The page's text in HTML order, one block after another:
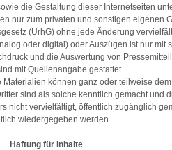
die Gestaltung dieser Internetseiten
nur zum privaten und sonstigen eigenen
(UrhG) ohne jede Änderung
oder digital) oder Auszügen ist nur mit
und die Auswertung von
mit Quellenangabe gestattet.
Materialien können ganz oder teilweise
sind als solche kenntlich gemacht und
nicht vervielfältigt, öffentlich zugänglich
wiedergegeben werden.
Haftung für Inhalte